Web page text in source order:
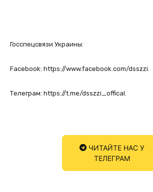
Госспецсвязи Украины:
Facebook: https://www.facebook.com/dsszzi.
Телеграм: https://t.me/dsszzi_offical.
ЧИТАЙТЕ НАС У
ТЕЛЕГРАМ